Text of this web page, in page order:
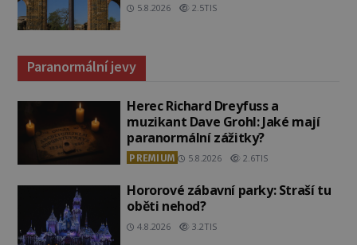
5.8.2026 2.5TIS
Paranormální jevy
Herec Richard Dreyfuss a
muzikant Dave Grohl: Jaké mají
paranormální zážitky?
PREMIUM 5.8.2026 2.6TIS
Hororové zábavní parky: Straší tu
oběti nehod?
4.8.2026 3.2TIS